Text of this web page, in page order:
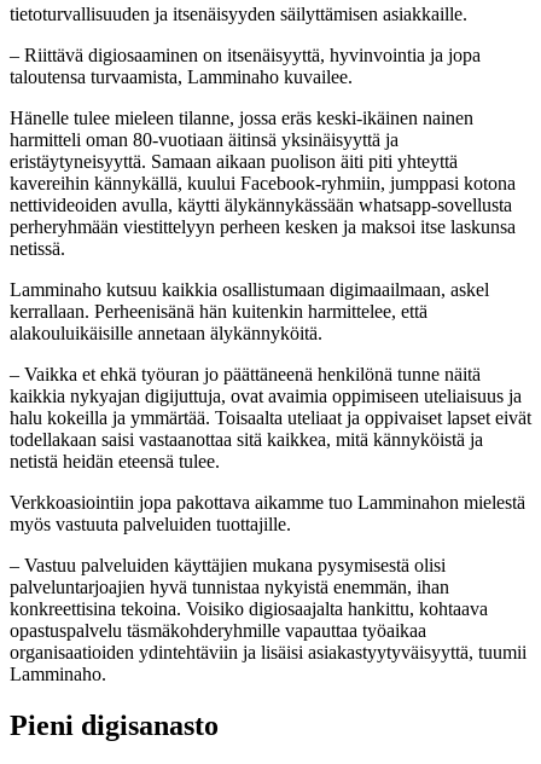
tietoturvallisuuden ja itsenäisyyden säilyttämisen asiakkaille.
– Riittävä digiosaaminen on itsenäisyyttä, hyvinvointia ja jopa
taloutensa turvaamista, Lamminaho kuvailee.
Hänelle tulee mieleen tilanne, jossa eräs keski-ikäinen nainen
harmitteli oman 80-vuotiaan äitinsä yksinäisyyttä ja
eristäytyneisyyttä. Samaan aikaan puolison äiti piti yhteyttä
kavereihin kännykällä, kuului Facebook-ryhmiin, jumppasi kotona
nettivideoiden avulla, käytti älykännykässään whatsapp-sovellusta
perheryhmään viestittelyyn perheen kesken ja maksoi itse laskunsa
netissä.
Lamminaho kutsuu kaikkia osallistumaan digimaailmaan, askel
kerrallaan. Perheenisänä hän kuitenkin harmittelee, että
alakouluikäisille annetaan älykännyköitä.
– Vaikka et ehkä työuran jo päättäneenä henkilönä tunne näitä
kaikkia nykyajan digijuttuja, ovat avaimia oppimiseen uteliaisuus ja
halu kokeilla ja ymmärtää. Toisaalta uteliaat ja oppivaiset lapset eivät
todellakaan saisi vastaanottaa sitä kaikkea, mitä kännyköistä ja
netistä heidän eteensä tulee.
Verkkoasiointiin jopa pakottava aikamme tuo Lamminahon mielestä
myös vastuuta palveluiden tuottajille.
– Vastuu palveluiden käyttäjien mukana pysymisestä olisi
palveluntarjoajien hyvä tunnistaa nykyistä enemmän, ihan
konkreettisina tekoina. Voisiko digiosaajalta hankittu, kohtaava
opastuspalvelu täsmäkohderyhmille vapauttaa työaikaa
organisaatioiden ydintehtäviin ja lisäisi asiakastyytyväisyyttä, tuumii
Lamminaho.
Pieni digisanasto